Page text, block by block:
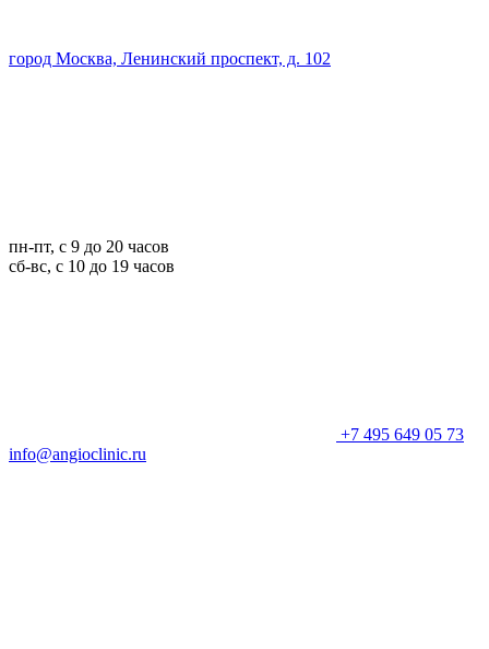
город Москва, Ленинский проспект, д. 102
пн-пт, с 9 до 20 часов
сб-вс, с 10 до 19 часов
+7 495 649 05 73
info@angioclinic.ru